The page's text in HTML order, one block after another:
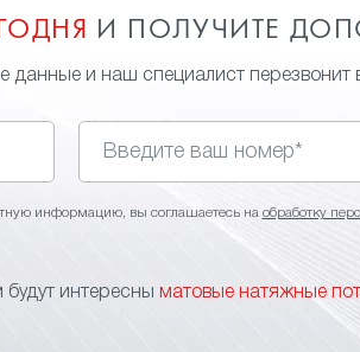
И ПОЛУЧИТЕ
данные и наш специалист перезвонит
информацию, вы соглашаетесь на обработку
интересны матовые натяжные